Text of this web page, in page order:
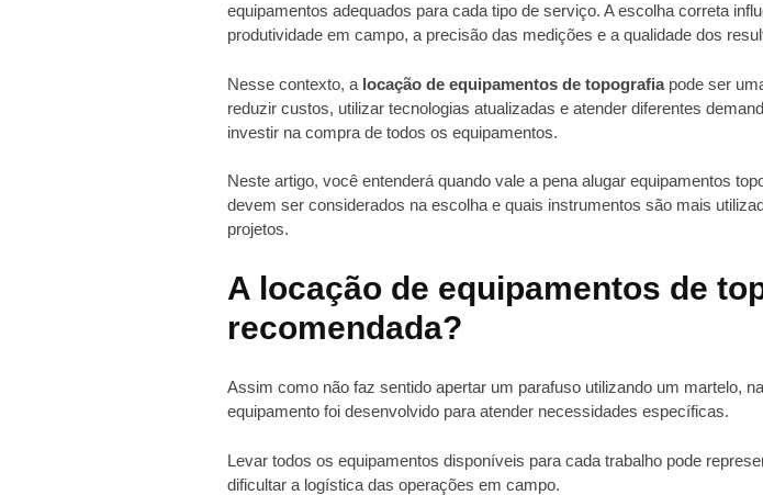
equipamentos adequados para cada tipo de serviço. A escolha correta
produtividade em campo, a precisão das medições e a qualidade dos
Nesse contexto, a locação de equipamentos de topografiapode ser
reduzir custos, utilizar tecnologias atualizadas e atender diferentes
investir na compra de todos os equipamentos.
Neste artigo, você entenderá quando vale a pena alugar equipamentos
devem ser considerados na escolha e quais instrumentos são mais
projetos.
A locação de equipamentos de
recomendada?
Assim como não faz sentido apertar um parafuso utilizando um martelo,
equipamento foi desenvolvido para atender necessidades específicas.
Levar todos os equipamentos disponíveis para cada trabalho pode
dificultar a logística das operações em campo.